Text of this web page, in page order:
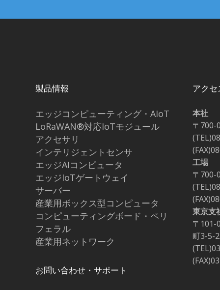
製品情報
エッジコンピューティング・AIoT
LoRaWAN®対応IoTモジュール
アクセサリ
インテリジェントセンサ
エッジAIコンピュータ
エッジIoTゲートウェイ
サーバー
産業用ボックス型コンピュータ
コンピューティングボード・ペリ
フェラル
産業用ネットワーク
お問い合わせ・サポート
アクセ
本社
〒700-
工場
〒700-
東京支
〒101-
町3-5-